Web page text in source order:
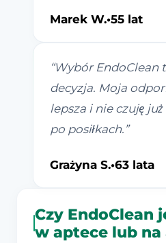
Marek W.•55 lat
“Wybór EndoClean
decyzja. Moja
lepsza i nie czuję
po posiłkach. ”
Grażyna S.•63 lata
Czy EndoClean
w aptece lub na